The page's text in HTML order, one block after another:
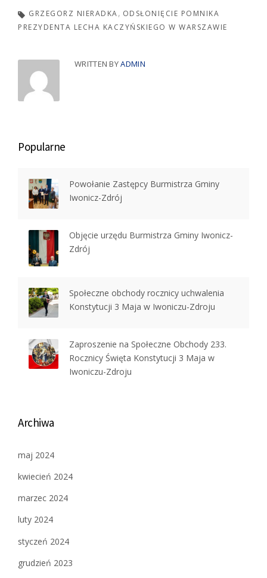
GRZEGORZ NIERADKA
ODSŁONIĘCIE POMNIKA
PREZYDENTA LECHA KACZYŃSKIEGO W WARSZAWIE
WRITTEN BYADMIN
Popularne
Powołanie Zastępcy Burmistrza Gminy
Iwonicz-Zdrój
Objęcie urzędu Burmistrza Gminy Iwonicz-
Zdrój
Społeczne obchody rocznicy uchwalenia
Konstytucji 3 Maja w Iwoniczu-Zdroju
Zaproszenie na Społeczne Obchody 233.
Rocznicy Święta Konstytucji 3 Maja w
Iwoniczu-Zdroju
Archiwa
maj 2024
kwiecień 2024
marzec 2024
luty 2024
styczeń 2024
grudzień 2023